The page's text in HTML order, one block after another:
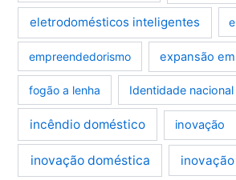
eletrodomésticos inteligentes
empreendedorismo expansão
fogão a lenha Identidade nacional
incêndio doméstico inovação
inovação doméstica